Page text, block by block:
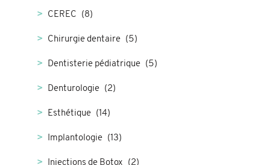
CEREC (8)
Chirurgie dentaire (5)
Dentisterie pédiatrique (5)
Denturologie (2)
Esthétique (14)
Implantologie (13)
Injections de Botox (2)